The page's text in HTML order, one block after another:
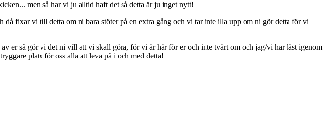
men så har vi ju alltid haft det så detta är ju inget nytt!
fixar vi till detta om ni bara stöter på en extra gång och vi tar inte illa upp om ni gör detta för vi
er så gör vi det ni vill att vi skall göra, för vi är här för er och inte tvärt om och jag/vi har läst igenom
plats för oss alla att leva på i och med detta!